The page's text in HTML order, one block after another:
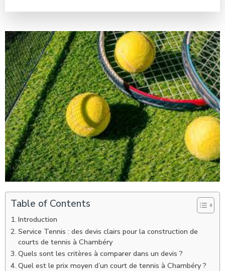
Table of Contents
Introduction
Service Tennis : des devis clairs pour la construction de
courts de tennis à Chambéry
Quels sont les critères à comparer dans un devis ?
Quel est le prix moyen d’un court de tennis à Chambéry ?